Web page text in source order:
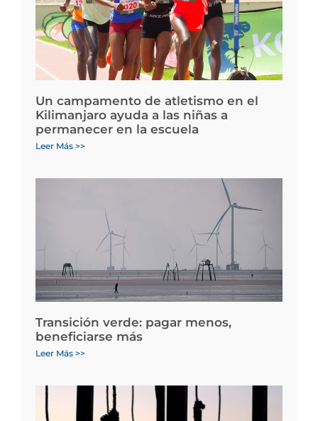
Un campamento de atletismo en el
Kilimanjaro ayuda a las niñas a
permanecer en la escuela
Leer Más >>
Transición verde: pagar menos,
beneficiarse más
Leer Más >>